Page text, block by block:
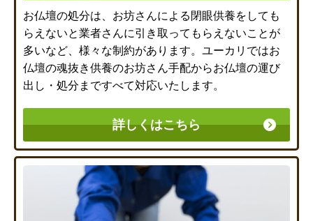
お仏壇の処分は、お坊さんによる閉眼供養をしても
らえないと業者さんに引き取ってもらえないことが
多いなど、様々な制約があります。ユーカリではお
仏壇の魂抜き供養のお坊さん手配からお仏壇の運び
出し・処分まですべて対応いたします。
詳しくはこちら